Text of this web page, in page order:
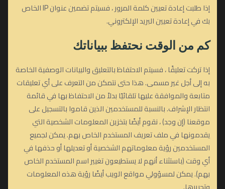
إذا طلبت إعادة تعيين كلمة المرور ، فسيتم تضمين عنوان IP الخاص
بك في إعادة تعيين البريد الإلكتروني.
كم من الوقت نحتفظ ببياناتك
إذا تركت تعليقًا ، فسيتم الاحتفاظ بالتعليق والبيانات الوصفية الخاصة
به إلى أجل غير مسمى. هذا حتى نتمكن من التعرف على أي تعليقات
متابعة والموافقة عليها تلقائيًا بدلاً من الاحتفاظ بها في قائمة
انتظار الإشراف. بالنسبة للمستخدمين الذين قاموا بالتسجيل على
موقعنا (إن وجد) ، نقوم أيضًا بتخزين المعلومات الشخصية التي
يقدمونها في ملف تعريف المستخدم الخاص بهم. يمكن لجميع
المستخدمين رؤية معلوماتهم الشخصية أو تعديلها أو حذفها في
أي وقت (باستثناء أنهم لا يستطيعون تغيير اسم المستخدم الخاص
بهم). يمكن لمسؤولي مواقع الويب أيضًا رؤية هذه المعلومات